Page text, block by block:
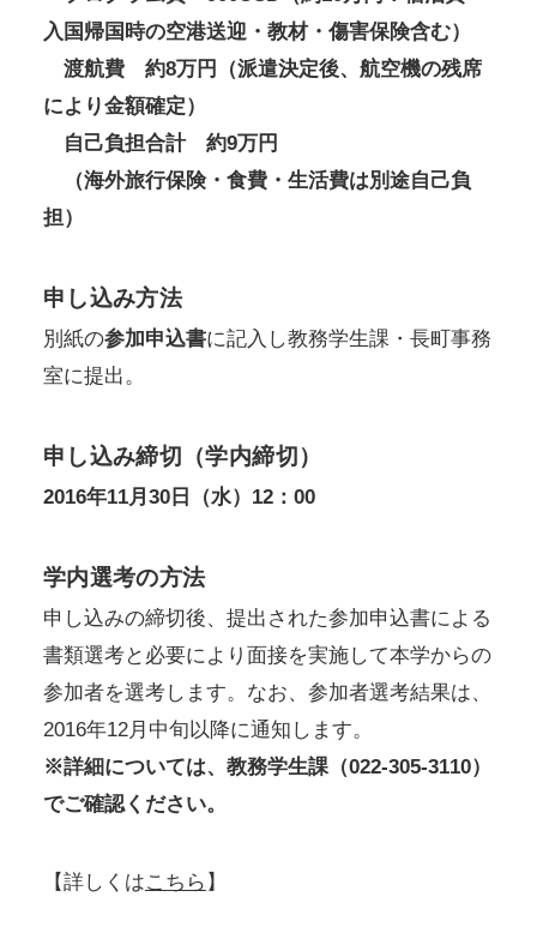
入国帰国時の空港送迎・教材・傷害保険含む）
渡航費 約8万円（派遣決定後、航空機の残席
により金額確定）
自己負担合計 約9万円
（海外旅行保険・食費・生活費は別途自己負
担）
申し込み方法
別紙の参加申込書に記入し教務学生課・長町事務
室に提出。
申し込み締切（学内締切）
2016年11月30日（水）12：00
学内選考の方法
申し込みの締切後、提出された参加申込書による
書類選考と必要により面接を実施して本学からの
参加者を選考します。なお、参加者選考結果は、
2016年12月中旬以降に通知します。
※詳細については、教務学生課（022-305-3110）
でご確認ください。
【詳しくはこちら 】